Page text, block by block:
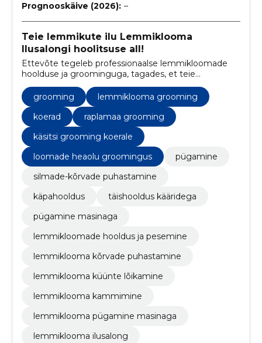
Prognooskäive (2026): –
Teie lemmikute ilu Lemmiklooma
Ilusalongi hoolitsuse all!
Ettevõte tegeleb professionaalse lemmikloomade
hoolduse ja groominguga, tagades, et teie
neljajalgsed sõbrad näeksid alati välja parimad ja
tunneksid end hästi.
grooming
lemmiklooma grooming
koerad
raplamaa grooming
käsitsi grooming koerale
loomade heaolu groomingus
pügamine
silmade-kõrvade puhastamine
käpahooldus
täishooldus kääridega
pügamine masinaga
lemmikloomade hooldus ja pesemine
lemmiklooma kõrvade puhastamine
lemmiklooma küünte lõikamine
lemmiklooma kammimine
lemmiklooma pügamine masinaga
lemmiklooma ilusalong